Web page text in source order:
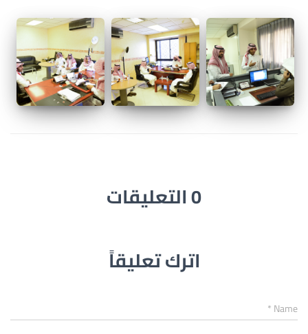
0 التعليقات
اترك تعليقاً
Name
*